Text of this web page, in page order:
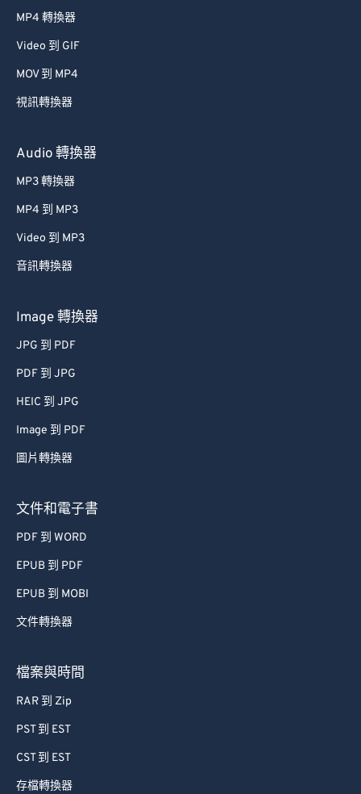
MP4 轉換器
Video 到 GIF
MOV 到 MP4
視訊轉換器
Audio 轉換器
MP3 轉換器
MP4 到 MP3
Video 到 MP3
音訊轉換器
Image 轉換器
JPG 到 PDF
PDF 到 JPG
HEIC 到 JPG
Image 到 PDF
圖片轉換器
文件和電子書
PDF 到 WORD
EPUB 到 PDF
EPUB 到 MOBI
文件轉換器
檔案與時間
RAR 到 Zip
PST 到 EST
CST 到 EST
存檔轉換器